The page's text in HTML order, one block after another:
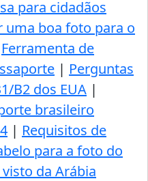
para cidadãos
uma boa foto para o
Ferramenta de
| Perguntas
B2 dos EUA |
brasileiro
| Requisitos de
para a foto do
da Arábia